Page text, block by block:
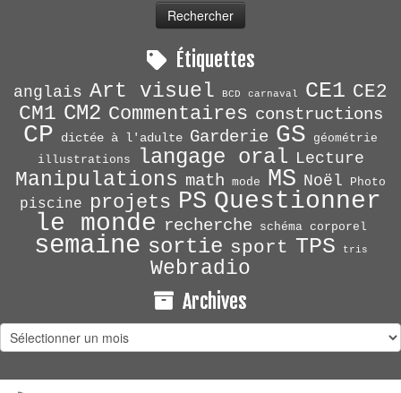
Étiquettes
anglais Art visuel BCD carnaval CE1 CE2
CM1 CM2 Commentaires constructions
CP dictée à l'adulte Garderie GS
géométrie
illustrations
langage oral Lecture
Manipulations math mode MS Noël Photo
piscine projets PS Questionner
le monde recherche schéma corporel
semaine sortie sport TPS tris
Webradio
Archives
Archives